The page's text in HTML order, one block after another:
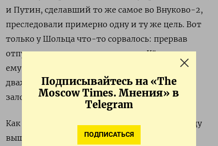
Подписывайтесь на «The
Moscow Times. Мнения» в
Telegram
ПОДПИСАТЬСЯ
и Путин, сделавший то же самое во Внуково-2,
преследовали примерно одну и ту же цель. Вот
только у Шольца что-то сорвалось: прервав
отпуск, он приехал на аэродром в Кёльне, там
ему соорудили трибуну, и он выступил, даже
дважды, вот только на фоне прилетевших
заложников встретиться не удалось.
Как бы то ни было, обмен состоялся. На свободу
вышли несколько убежденных противников